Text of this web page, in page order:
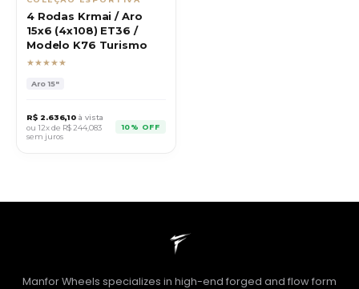
4 Rodas Krmai / Aro
15x6 (4x108) ET36 /
Modelo K76 Turismo
★★★★★
Aro15"
R$ 2.636,10 à vista
ou 12x de R$244,083
sem juros
10% OFF
Manfor Wheels specializes in high-end forged and flow form